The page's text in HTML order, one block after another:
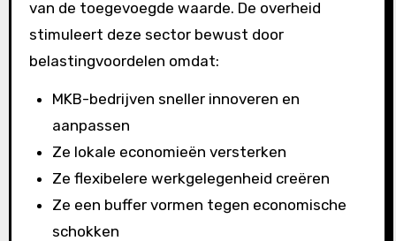
van de toegevoegde waarde. De overheid
stimuleert deze sector bewust door
belastingvoordelen omdat:
MKB-bedrijven sneller innoveren en
aanpassen
Ze lokale economieën versterken
Ze flexibelere werkgelegenheid creëren
Ze een buffer vormen tegen economische
schokken